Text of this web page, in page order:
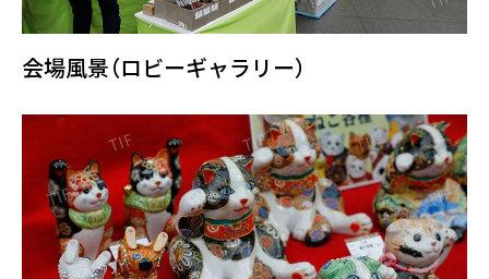
会場風景（ロビーギャラリー）